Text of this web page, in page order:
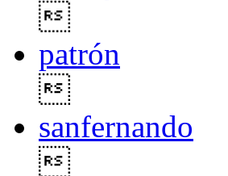
patrón
sanfernando